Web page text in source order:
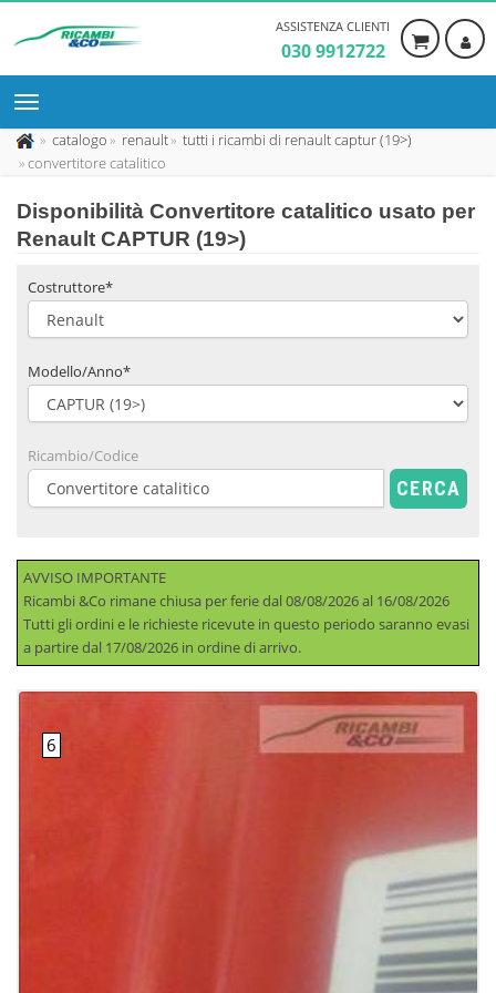
ASSISTENZA CLIENTI
030 9912722
catalogo renault
tutti i ricambi di renault captur (19>)
convertitore catalitico
Disponibilità Convertitore catalitico usato per
Renault CAPTUR (19>)
Costruttore*
Modello/Anno*
Ricambio/Codice
CERCA
AVVISO IMPORTANTE
Ricambi &Co rimane chiusa per ferie dal 08/08/2026 al 16/08/2026
Tutti gli ordini e le richieste ricevute in questo periodo saranno evasi
a partire dal 17/08/2026 in ordine di arrivo.